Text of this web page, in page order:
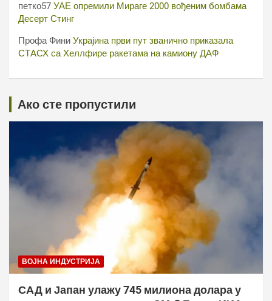
петко57 УАЕ опремили Мираге 2000 вођеним бомбама
Десерт Стинг
Профа Фини Украјина први пут званично приказала
СТАСХ са Хеллфире ракетама на камиону ДАФ
Ако сте пропустили
ВОЈНА ИНДУСТРИЈА
САД и Јапан улажу 745 милиона долара у